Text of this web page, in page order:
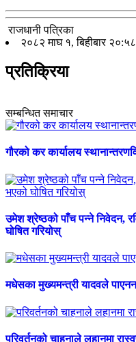
राजधानी पत्रिका
२०८२ माघ १, बिहीबार २०:५८
प्रतिक्रिया
सम्बन्धित समाचार
गौरको कर कार्यालय
उमेश श्रेष्ठको पाँच पन्ने निवेदन,
घोषित गरियोस्
मधेसका मुख्यमन्त्री यादवले
परिवर्तनको चाहनाले लहानमा